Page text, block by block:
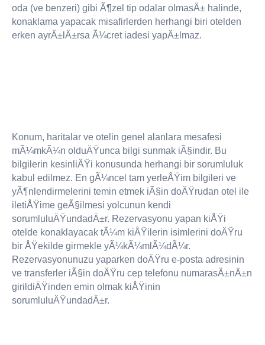
oda (ve benzeri) gibi Ã¶zel tip odalar olmasÄ± halinde,
konaklama yapacak misafirlerden herhangi biri otelden
erken ayrÄ±lÄ±rsa Ã¼cret iadesi yapÄ±lmaz.
Konum, haritalar ve otelin genel alanlara mesafesi
mÃ¼mkÃ¼n olduÄŸunca bilgi sunmak iÃ§indir. Bu
bilgilerin kesinliÄŸi konusunda herhangi bir sorumluluk
kabul edilmez. En gÃ¼ncel tam yerleÅŸim bilgileri ve
yÃ¶nlendirmelerini temin etmek iÃ§in doÄŸrudan otel ile
iletiÅŸime geÃ§ilmesi yolcunun kendi
sorumluluÄŸundadÄ±r. Rezervasyonu yapan kiÅŸi
otelde konaklayacak tÃ¼m kiÅŸilerin isimlerini doÄŸru
bir ÅŸekilde girmekle yÃ¼kÃ¼mlÃ¼dÃ¼r.
Rezervasyonunuzu yaparken doÄŸru e-posta adresinin
ve transferler iÃ§in doÄŸru cep telefonu numarasÄ±nÄ±n
girildiÄŸinden emin olmak kiÅŸinin
sorumluluÄŸundadÄ±r.